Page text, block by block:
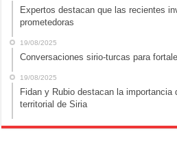
Expertos destacan que las recientes
prometedoras
19/08/2025
Conversaciones sirio-turcas para
19/08/2025
Fidan y Rubio destacan la importancia
territorial de Siria